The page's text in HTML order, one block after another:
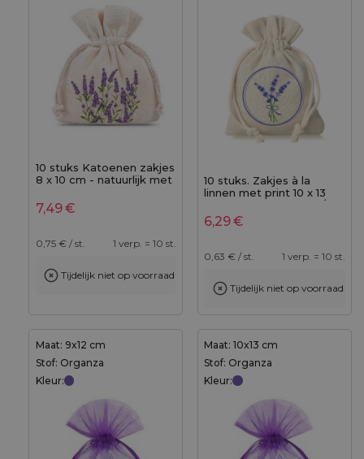
10 stuks Katoenen zakjes
8 x 10 cm - natuurlijk met
7,49€
0,75 € / st. 1 verp. = 10 st.
Tijdelijk niet op voorraad
10 stuks. Zakjes à la
linnen met print 10 x 13
cm - natuurlijke kleur /
van lavendel
6,29€
0,63 € / st. 1 verp. = 10 st.
Tijdelijk niet op voorraad
Maat: 9x12 cm
Stof: Organza
Kleur:
Maat: 10x13 cm
Stof: Organza
Kleur: